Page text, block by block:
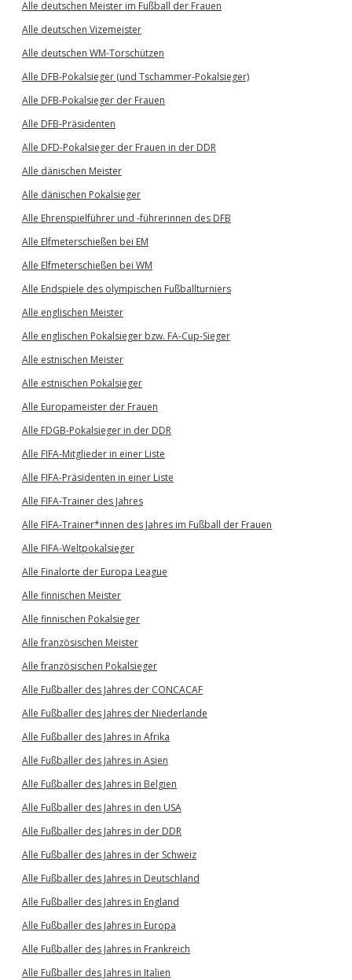
Alle deutschen Meister im Fußball der Frauen
Alle deutschen Vizemeister
Alle deutschen WM-Torschützen
Alle DFB-Pokalsieger (und Tschammer-Pokalsieger)
Alle DFB-Pokalsieger der Frauen
Alle DFB-Präsidenten
Alle DFD-Pokalsieger der Frauen in der DDR
Alle dänischen Meister
Alle dänischen Pokalsieger
Alle Ehrenspielführer und -führerinnen des DFB
Alle Elfmeterschießen bei EM
Alle Elfmeterschießen bei WM
Alle Endspiele des olympischen Fußballturniers
Alle englischen Meister
Alle englischen Pokalsieger bzw. FA-Cup-Sieger
Alle estnischen Meister
Alle estnischen Pokalsieger
Alle Europameister der Frauen
Alle FDGB-Pokalsieger in der DDR
Alle FIFA-Mitglieder in einer Liste
Alle FIFA-Präsidenten in einer Liste
Alle FIFA-Trainer des Jahres
Alle FIFA-Trainer*innen des Jahres im Fußball der Frauen
Alle FIFA-Weltpokalsieger
Alle Finalorte der Europa League
Alle finnischen Meister
Alle finnischen Pokalsieger
Alle französischen Meister
Alle französischen Pokalsieger
Alle Fußballer des Jahres der CONCACAF
Alle Fußballer des Jahres der Niederlande
Alle Fußballer des Jahres in Afrika
Alle Fußballer des Jahres in Asien
Alle Fußballer des Jahres in Belgien
Alle Fußballer des Jahres in den USA
Alle Fußballer des Jahres in der DDR
Alle Fußballer des Jahres in der Schweiz
Alle Fußballer des Jahres in Deutschland
Alle Fußballer des Jahres in England
Alle Fußballer des Jahres in Europa
Alle Fußballer des Jahres in Frankreich
Alle Fußballer des Jahres in Italien